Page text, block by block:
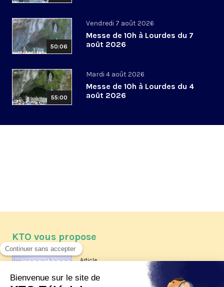
50:06
Vendredi 7 août 2026
Messe de 10h à Lourdes du 7
août 2026
55:00
Mardi 4 août 2026
Messe de 10h à Lourdes du 4
août 2026
KTO vous propose
Article
Les reportages d'été 2026 de KTO